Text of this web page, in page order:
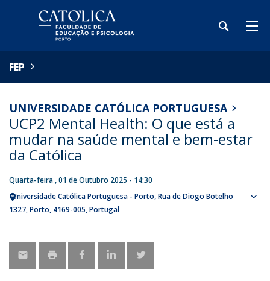
FEP
UNIVERSIDADE CATÓLICA PORTUGUESA
UCP2 Mental Health: O que está a
mudar na saúde mental e bem-estar
da Católica
Quarta-feira , 01 de Outubro 2025 - 14:30
Universidade Católica Portuguesa - Porto Rua de Diogo Botelho
1327 Porto 4169-005 Portugal